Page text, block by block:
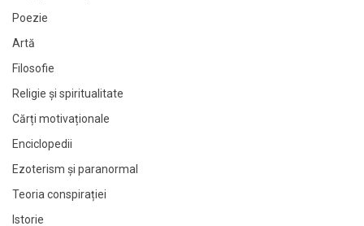
Poezie
Artă
Filosofie
Religie și spiritualitate
Cărți motivaționale
Enciclopedii
Ezoterism și paranormal
Teoria conspirației
Istorie